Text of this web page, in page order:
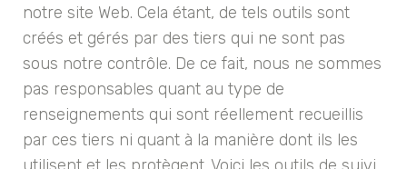
notre site Web. Cela étant, de tels outils sont
créés et gérés par des tiers qui ne sont pas
sous notre contrôle. De ce fait, nous ne sommes
pas responsables quant au type de
renseignements qui sont réellement recueillis
par ces tiers ni quant à la manière dont ils les